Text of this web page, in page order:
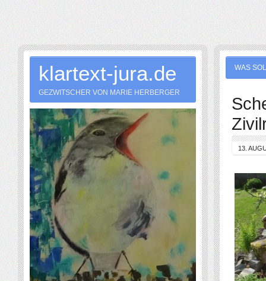
WAS
13.
klartext-jura.de
GEZWITSCHER VON MARIE HERBERGER